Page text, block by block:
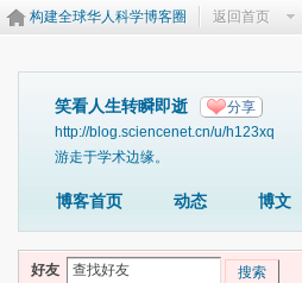
构建全球华人科学博客圈 返回首页
笑看人生转瞬即逝 分享
http://blog.sciencenet.cn/u/h123xq
游走于学术边缘。
博客首页 动态 博文
好友 搜索